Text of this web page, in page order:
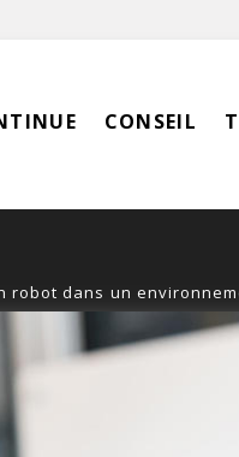
CONSEIL
robot dans un